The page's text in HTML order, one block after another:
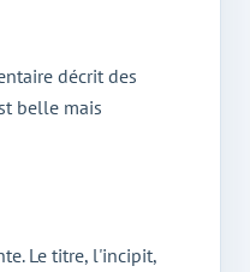
décrit des
belle mais
Le titre, l'incipit,